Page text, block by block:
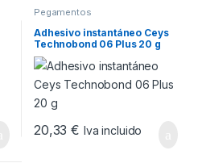
Pegamentos
Adhesivo instantáneo Ceys
Technobond 06 Plus 20 g
20,33€ Iva incluido